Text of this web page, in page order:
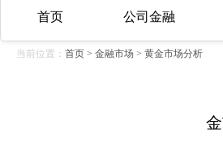
首页 公司金融
当前位置： 首页 > 金融市场 > 黄金市场分析